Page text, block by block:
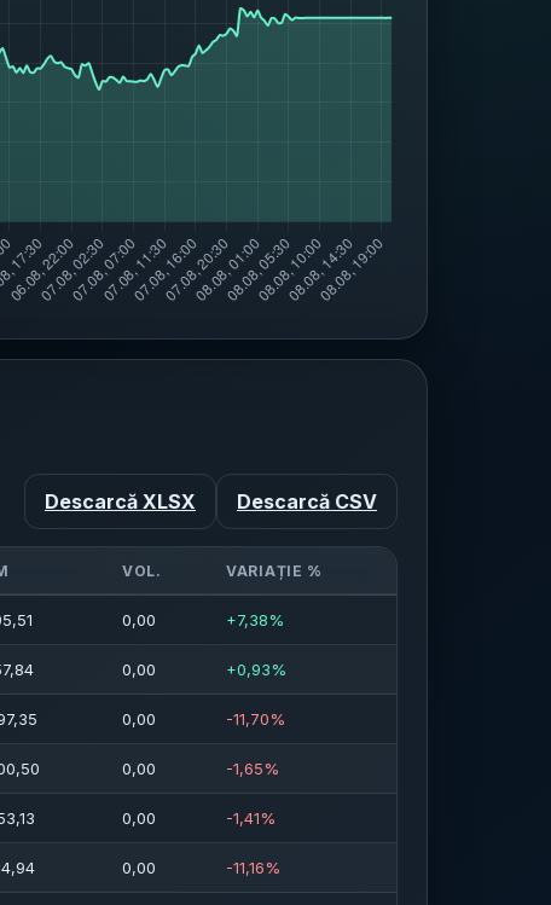
Descarcă XLSX Descarcă CSV
VOL. VARIAȚIE %
0,00 +7,38%
0,00 +0,93%
0,00 -11,70%
0,00 -1,65%
0,00 -1,41%
0,00 -11,16%